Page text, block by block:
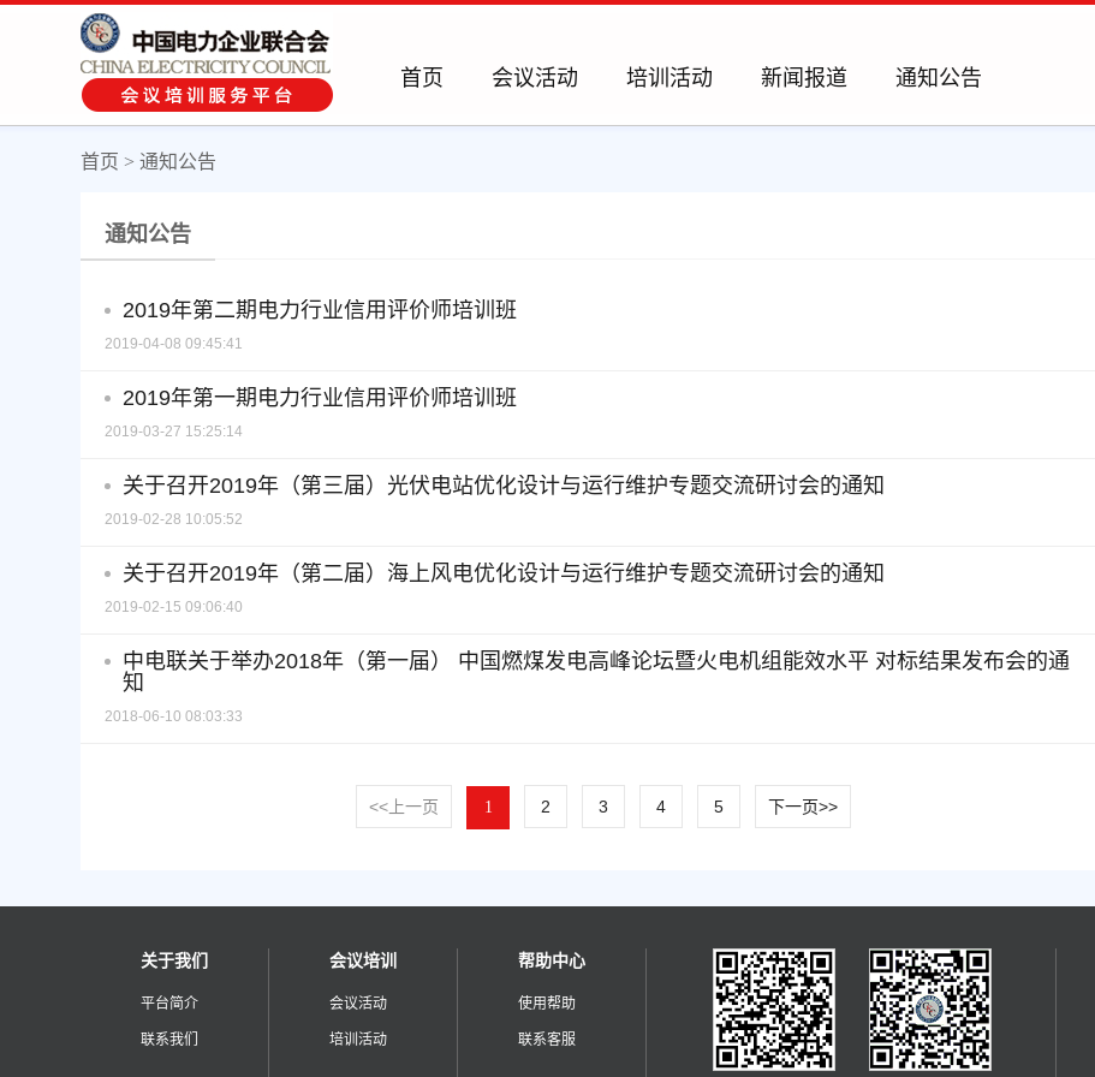
首页 会议活动 培训活动 新闻报道 通知公告
首页 > 通知公告
通知公告
2019年第二期电力行业信用评价师培训班
2019-04-08 09:45:41
2019年第一期电力行业信用评价师培训班
2019-03-27 15:25:14
关于召开2019年（第三届）光伏电站优化设计与运行维护专题交流研讨会的通知
2019-02-28 10:05:52
关于召开2019年（第二届）海上风电优化设计与运行维护专题交流研讨会的通知
2019-02-15 09:06:40
中电联关于举办2018年（第一届） 中国燃煤发电高峰论坛暨火电机组能效水平 对标结果发布会的通
知
2018-06-10 08:03:33
<<上一页 1 2 3 4 5 下一页>>
关于我们
平台简介
联系我们
会议培训
会议活动
培训活动
帮助中心
使用帮助
联系客服